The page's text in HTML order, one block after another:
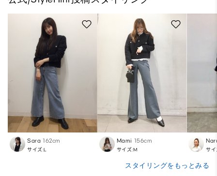
Sara 162cm
サイズ:L
Mami 156cm
サイズ:M サイ
スタイリングをもっとみる